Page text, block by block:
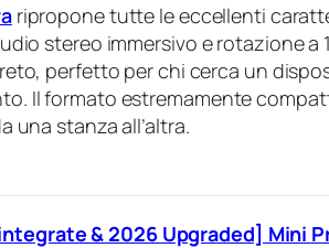
ripropone tutte le eccellenti
stereo immersivo e rotazione a
perfetto per chi cerca un
Il formato estremamente
una stanza all’altra.
& 2026 Upgraded] Mini